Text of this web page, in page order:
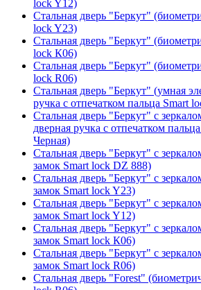
lock Y12)
Стальная дверь "Беркут"
lock Y23)
Стальная дверь "Беркут"
lock К06)
Стальная дверь "Беркут"
lock R06)
Стальная дверь "Беркут" (умная
ручка с отпечатком пальца Smart
Стальная дверь "Беркут" с
дверная ручка с отпечатком
Черная)
Стальная дверь "Беркут" с
замок Smart lock DZ 888)
Стальная дверь "Беркут" с
замок Smart lock Y23)
Стальная дверь "Беркут" с
замок Smart lock Y12)
Стальная дверь "Беркут" с
замок Smart lock К06)
Стальная дверь "Беркут" с
замок Smart lock R06)
Стальная дверь "Forest"